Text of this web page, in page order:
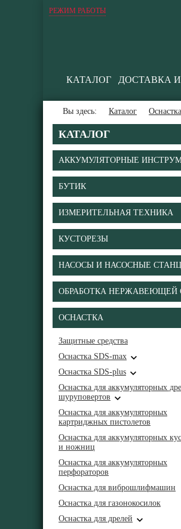
РЕЖИМ РАБОТЫ
КАТАЛОГ ДОСТАВКА
Вы здесь: Каталог
КАТАЛОГ
АККУМУЛЯТОРНЫЕ
БУТИК
ИЗМЕРИТЕЛЬНАЯ ТЕХНИКА
КУСТОРЕЗЫ
НАСОСЫ И НАСОСНЫЕ
ОБРАБОТКА НЕРЖАВЕЮЩЕЙ
ОСНАСТКА
Защитные средства
Оснастка SDS-max
Оснастка SDS-plus
Оснастка для аккумуляторных
шуруповертов
Оснастка для аккумуляторных
картриджных пистолетов
Оснастка для аккумуляторных
и ножниц
Оснастка для аккумуляторных
перфораторов
Оснастка для виброшлифмашин
Оснастка для газонокосилок
Оснастка для дрелей